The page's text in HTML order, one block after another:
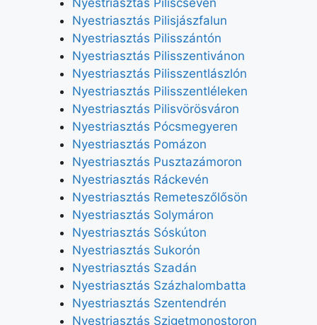
Nyestriasztás Piliscséven
Nyestriasztás Pilisjászfalun
Nyestriasztás Pilisszántón
Nyestriasztás Pilisszentivánon
Nyestriasztás Pilisszentlászlón
Nyestriasztás Pilisszentléleken
Nyestriasztás Pilisvörösváron
Nyestriasztás Pócsmegyeren
Nyestriasztás Pomázon
Nyestriasztás Pusztazámoron
Nyestriasztás Ráckevén
Nyestriasztás Remeteszőlősön
Nyestriasztás Solymáron
Nyestriasztás Sóskúton
Nyestriasztás Sukorón
Nyestriasztás Szadán
Nyestriasztás Százhalombatta
Nyestriasztás Szentendrén
Nyestriasztás Szigetmonostoron